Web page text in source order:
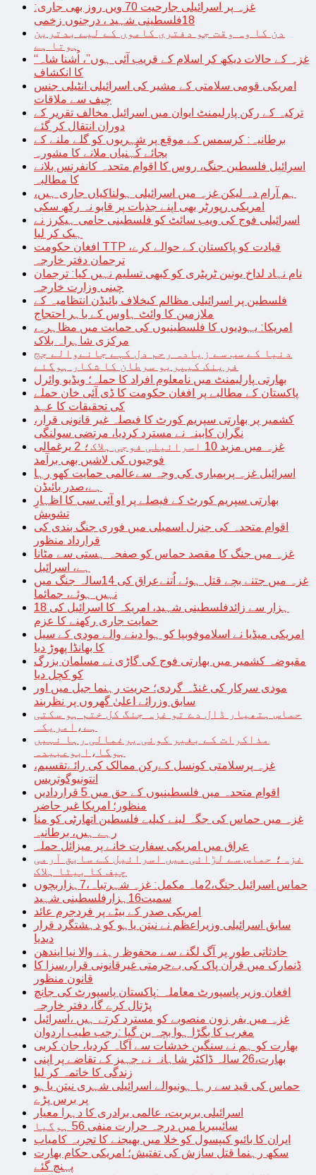
غزہ پر اسرائیلی جارحیت 70 ویں روز بھی جاری:
18فلسطینی شہید ، درجنوں زخمی
دن کا وہ وقت جو دفتری کاموں کے لیے بدترین
ہوتا ہے
“غزہ کے حالات دیکھ کر اسلام کے قریب آئی ہوں”، اُشنا شاہ
کا انکشاف
امریکی قومی سلامتی کے مشیر کی اسرائیلی انٹیلی جنس
چیف سے ملاقات
ترکیہ کے رکن پارلیمنٹ ایوان میں اسرائیل مخالف تقریر کے
دوران انتقال کر گئے
برطانیہ: کرسمس کے موقع پر شہریوں کو گلے ملنے کے
بجائے کُہنیاں ملانے کا مشورہ
اسرائیل فلسطین جنگ، روس کا اقوام متحدہ کانفرنس بلانے
کا مطالبہ
ہم آرام دہ لیکن غزہ میں اسرائیلی ہولناکیاں جاری ہیں،
امریکی رپورٹر بھی اپنے جذبات پر قابو نہ رکھ سکی
اسرائیلی فوج کی ویب سائٹ کو فلسطینی حامی ہیکرز نے
ہیک کر لیا
افغان حکومت TTP قیادت کو پاکستان کے حوالے کرے،
ترجمان دفتر خارجہ
نام نہاد لداخ یونین ٹریٹری کو کبھی تسلیم نہیں کیا: ترجمان
چینی وزارت خارجہ
فلسطین پر اسرائیلی مظالم کیخلاف بائیڈن انتظامیہ کے
ملازمین کا وائٹ ہاوس کے باہر احتجاج
امریکا: یہودیوں کا فلسطینیوں کی حمایت میں مظاہرہ،
مرکزی شاہراہ بلاک
دنیا کے سب سے زیادہ رحم دل کہے جانےوالے جج
فرینک کیپریو سرطان کا شکار ہوگئے
بھارتی پارلیمنٹ میں نامعلوم افراد کا حملہ؛ ویڈیو وائرل
پاکستان کے مطالبے پر افغان حکومت کا ڈی آئی خان حملے
کی تحقیقات کا عہد
کشمیر پر بھارتی سپریم کورٹ کا فیصلہ غیر قانونی قرار،
نگران کابینہ نے مسترد کردیا، مرتضی سولنگی
غزہ میں مزید 10 اسرائیلی فوجی ہلاک؛ 2 یرغمالی
فوجیوں کی لاشیں بھی برآمد
اسرائیل غزہ پربمباری کی وجہ سےعالمی حمایت کھو رہا
ہے،صدر بائیڈن
بھارتی سپریم کورٹ کے فیصلے پر او آئی سی کا اظہارِ
تشویش
اقوام متحدہ کی جنرل اسمبلی میں فوری جنگ بندی کی
قرارداد منظور
غزہ میں جنگ کا مقصد حماس کو صفحہ ہستی سے مٹانا
ہے، اسرائیل
غزہ میں جتنے بچے قتل ہوئے اُتنےعراق کی 14سالہ جنگ میں
نہیں ہوئے، جمائما
18 ہزار سے زائدفلسطینی شہید، امریکہ کا اسرائیل کی
حمایت جاری رکھنے کا عزم
امریکی میڈیا نے اسلاموفوبیا کو ہوا دینے والے مودی کے سیل
کا بھانڈا پھوڑ دیا
مقبوضہ کشمیر میں بھارتی فوج کی گاڑی نے مسلمان بزرگ
کو کچل دیا
مودی سرکار کی غنڈہ گردی؛ حریت رہنما جیل میں اور
سابق وزرائے اعلیٰ گھروں پر نظربند
حماس ہتھیار ڈال دے تو غزہ جنگ کل ختم ہو سکتی
ہے،امریکہ
مذاکرات کے بغیر کوئی یرغمالی رہا نہیں
ہوگا،ابوعبیدہ
غزہ پرسلامتی کونسل کےرکن ممالک کی رائےتقسیم،
انتونیوگوتریس
اقوام متحدہ میں فلسطینیوں کے حق میں 5 قراردادیں
منظور؛ امریکا غیر حاضر
غزہ میں حماس کی جگہ لینے کیلیے فلسطین اتھارٹی کو منا
رہے ہیں، برطانیہ
عراق میں امریکی سفارت خانے پر میزائل حملہ
غزہ؛ حماس سے لڑائی میں اسرائیل کے سابق آرمی
چیف کا بیٹا ہلاک
حماس اسرائیل جنگ،2ماہ مکمل: غزہ شہرتباہ،7ہزاربچوں
سمیت16ہزارفلسطینی شہید
امریکی صدر کے بیٹے پر فردجرم عائد
سابق اسرائیلی وزیراعظم نے نیتن یاہو کو دہشتگرد قرار
دیدیا
حادثاتی طور پر آگ لگنے سے محفوظ رہنے والا نیا ایندھن
ڈنمارک میں قرآن پاک کی بےحرمتی غیرقانونی قرار،سزا کا
قانون منظور
افغان وزیر پاسپورٹ معاملہ :پاکستان پاسپورٹ کی جانچ
پڑتال کرے گا، دفتر خارجہ
غزہ میں بفر زون منصوبے کو مسترد کرتے ہیں ،اسرائیل
مغرب کا بگڑا ہوا بچہ بن گیا :رجب طیب اردوان
بھارت کو ہم نے سنگین خدشات سے آگاہ کردیا، جان کربی
بھارت،26 سالہ ڈاکٹر شاہانہ نے جہیز کے تقاضے پر اپنی
زندگی کا خاتمہ کر لیا
حماس کی قید سے رہا ہونیوالے اسرائیلی شہری نیتن یاہو
پر برس پڑے
اسرائیلی بربریت، عالمی برادری کا دہرا معیار
سائیبیریا میں درجہ حرارت منفی 56 ہوگیا
ایران کا بائیو کیپسول کو خلا میں بھیجنے کا تجربہ کامیاب
سکھ رہنما قتل سازش کی تفتیش؛ امریکی حکام بھارت
پہنچ گئے